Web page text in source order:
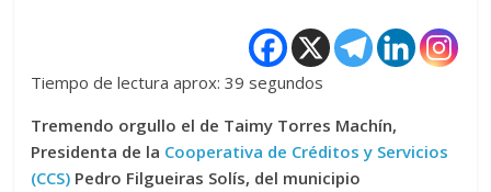
Tiempo de lectura aprox: 39 segundos
Tremendo orgullo el de Taimy Torres Machín,
Presidenta de la Cooperativa de Créditos y Servicios
(CCS) Pedro Filgueiras Solís, del municipio